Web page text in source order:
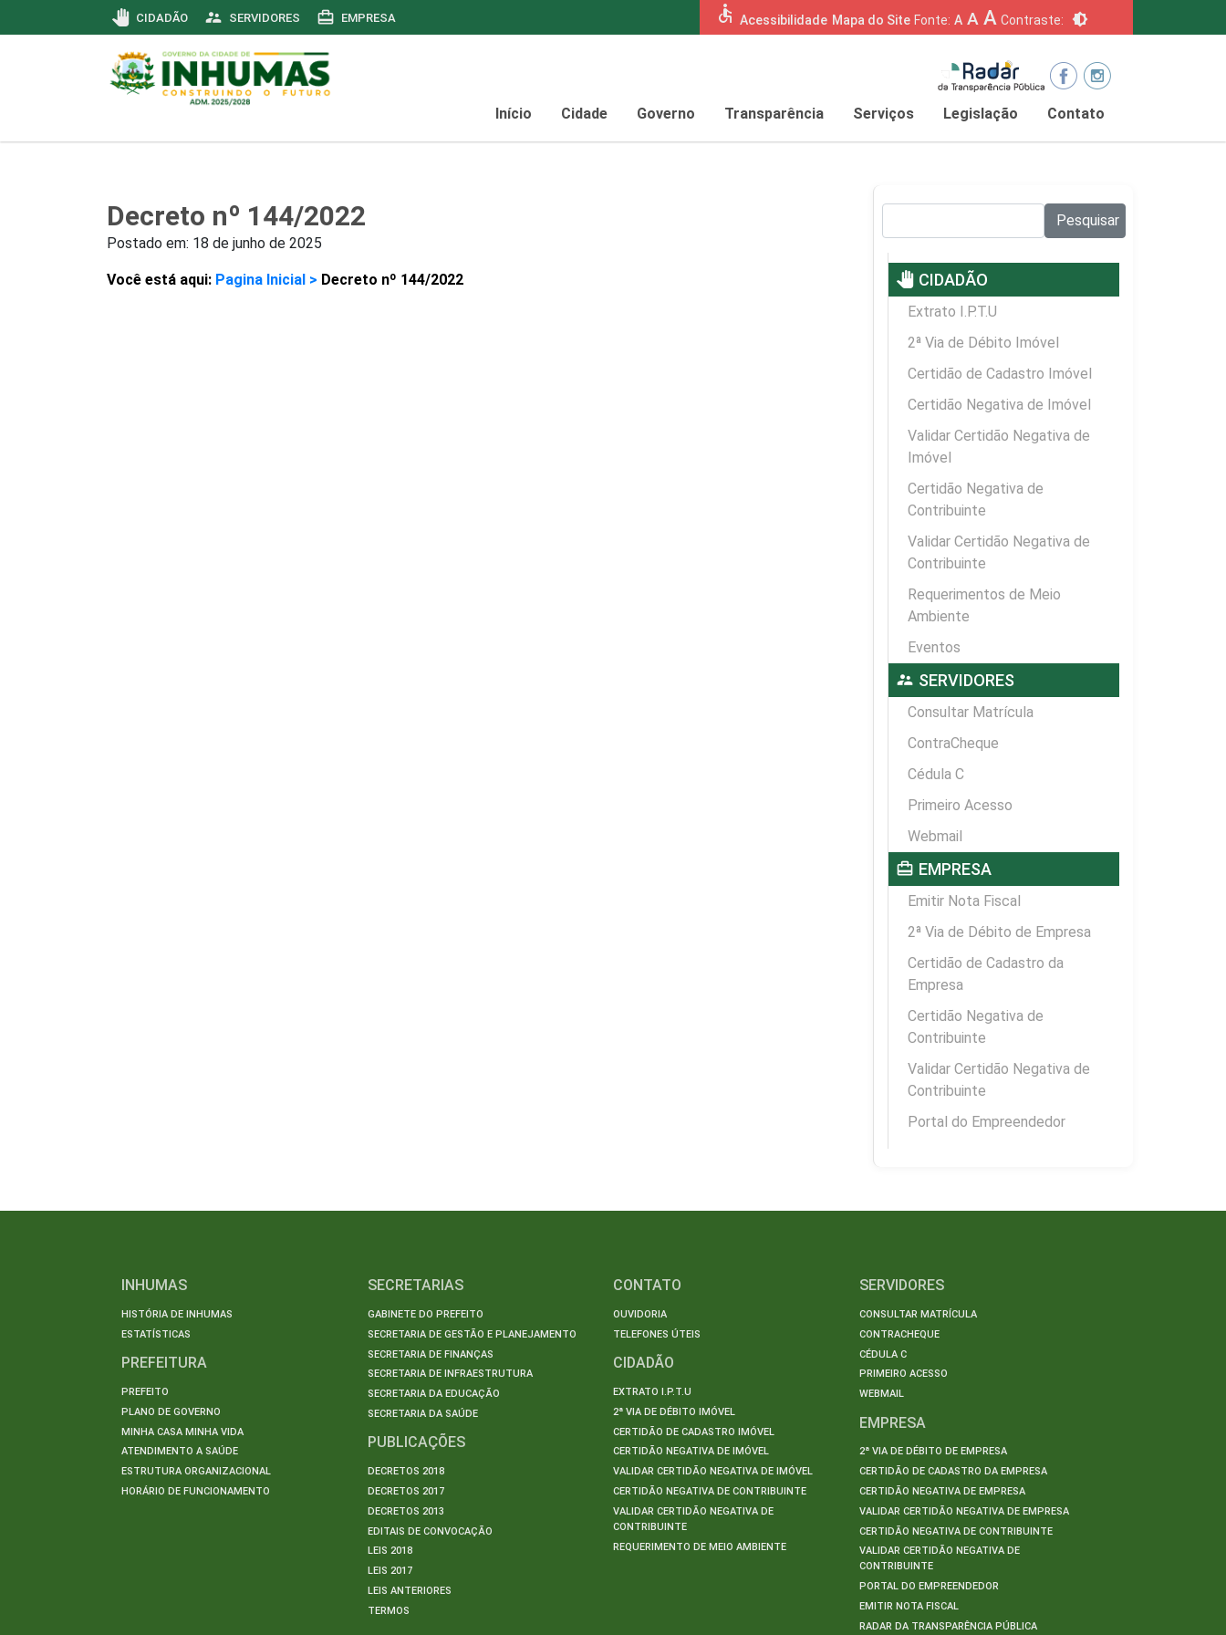
pan_tool CIDADÃO supervisor_account SERVIDORES card_travel EMPRESA accessible Acessibilidade Mapa do Site Fonte: A A A Contraste: brightness_6
Início Cidade Governo Transparência Serviços Legislação Contato
Decreto nº 144/2022
Postado em: 18 de junho de 2025
Você está aqui: Pagina Inicial > Decreto nº 144/2022
Pesquisar
pan_tool CIDADÃO
Extrato I.P.T.U
2ª Via de Débito Imóvel
Certidão de Cadastro Imóvel
Certidão Negativa de Imóvel
Validar Certidão Negativa de
Imóvel
Certidão Negativa de
Contribuinte
Validar Certidão Negativa de
Contribuinte
Requerimentos de Meio
Ambiente
Eventos
supervisor_account SERVIDORES
Consultar Matrícula
ContraCheque
Cédula C
Primeiro Acesso
Webmail
card_travel EMPRESA
Emitir Nota Fiscal
2ª Via de Débito de Empresa
Certidão de Cadastro da
Empresa
Certidão Negativa de
Contribuinte
Validar Certidão Negativa de
Contribuinte
Portal do Empreendedor
INHUMAS
HISTÓRIA DE INHUMAS
ESTATÍSTICAS
PREFEITURA
PREFEITO
PLANO DE GOVERNO
MINHA CASA MINHA VIDA
ATENDIMENTO A SAÚDE
ESTRUTURA ORGANIZACIONAL
HORÁRIO DE FUNCIONAMENTO
SECRETARIAS
GABINETE DO PREFEITO
SECRETARIA DE GESTÃO E PLANEJAMENTO
SECRETARIA DE FINANÇAS
SECRETARIA DE INFRAESTRUTURA
SECRETARIA DA EDUCAÇÃO
SECRETARIA DA SAÚDE
PUBLICAÇÕES
DECRETOS 2018
DECRETOS 2017
DECRETOS 2013
EDITAIS DE CONVOCAÇÃO
LEIS 2018
LEIS 2017
LEIS ANTERIORES
TERMOS
CONTATO
OUVIDORIA
TELEFONES ÚTEIS
CIDADÃO
EXTRATO I.P.T.U
2ª VIA DE DÉBITO IMÓVEL
CERTIDÃO DE CADASTRO IMÓVEL
CERTIDÃO NEGATIVA DE IMÓVEL
VALIDAR CERTIDÃO NEGATIVA DE IMÓVEL
CERTIDÃO NEGATIVA DE CONTRIBUINTE
VALIDAR CERTIDÃO NEGATIVA DE
CONTRIBUINTE
REQUERIMENTO DE MEIO AMBIENTE
SERVIDORES
CONSULTAR MATRÍCULA
CONTRACHEQUE
CÉDULA C
PRIMEIRO ACESSO
WEBMAIL
EMPRESA
2ª VIA DE DÉBITO DE EMPRESA
CERTIDÃO DE CADASTRO DA EMPRESA
CERTIDÃO NEGATIVA DE EMPRESA
VALIDAR CERTIDÃO NEGATIVA DE EMPRESA
CERTIDÃO NEGATIVA DE CONTRIBUINTE
VALIDAR CERTIDÃO NEGATIVA DE
CONTRIBUINTE
PORTAL DO EMPREENDEDOR
EMITIR NOTA FISCAL
RADAR DA TRANSPARÊNCIA PÚBLICA